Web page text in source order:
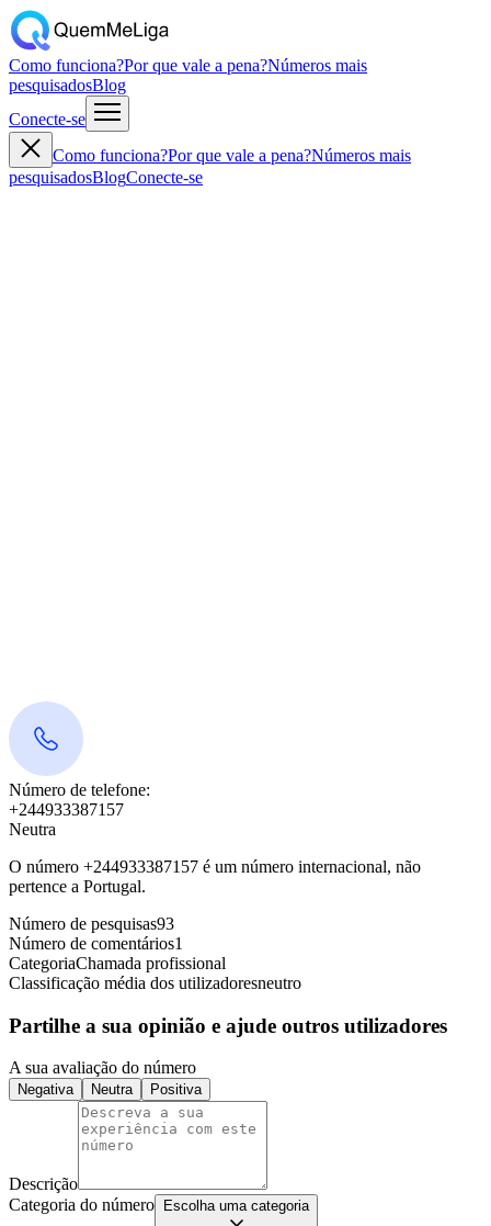
Como funciona?Por que vale a pena?Números mais
pesquisadosBlog
Conecte-se
Como funciona?Por que vale a pena?Números mais
pesquisadosBlogConecte-se
Número de telefone:
+244933387157
Neutra
O número +244933387157 é um número internacional, não
pertence a Portugal.
Número de pesquisas93
Número de comentários1
CategoriaChamada profissional
Classificação média dos utilizadoresneutro
Partilhe a sua opinião e ajude outros utilizadores
A sua avaliação do número
Negativa Neutra Positiva
Descrição
Categoria do número
Escolha uma categoria